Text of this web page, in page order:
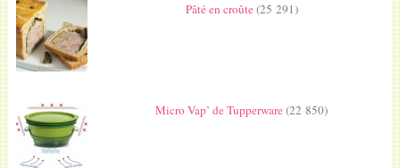
Pâté en croûte(25 291)
Micro Vap’ de Tupperware(22 850)